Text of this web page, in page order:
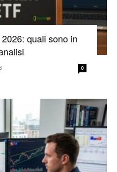
quali sono in
0